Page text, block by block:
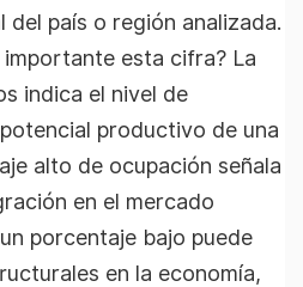
país o región analizada.
esta cifra? La
indica el nivel de
productivo de una
alto de ocupación señala
en el mercado
porcentaje bajo puede
en la economía,